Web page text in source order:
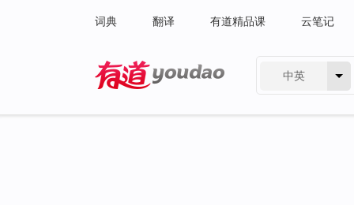
词典 翻译 有道精品课 云笔记
中英